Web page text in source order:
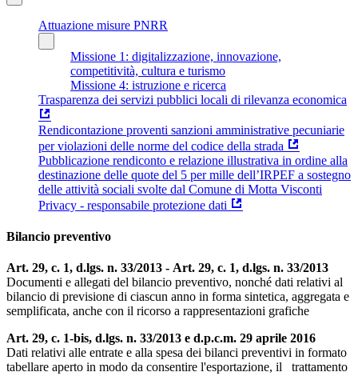
Attuazione misure PNRR
Missione 1: digitalizzazione, innovazione,
competitività, cultura e turismo
Missione 4: istruzione e ricerca
Trasparenza dei servizi pubblici locali di rilevanza economica
Rendicontazione proventi sanzioni amministrative pecuniarie
per violazioni delle norme del codice della strada
Pubblicazione rendiconto e relazione illustrativa in ordine alla
destinazione delle quote del 5 per mille dell’IRPEF a sostegno
delle attività sociali svolte dal Comune di Motta Visconti
Privacy - responsabile protezione dati
Bilancio preventivo
Art. 29, c. 1, d.lgs. n. 33/2013 - Art. 29, c. 1, d.lgs. n. 33/2013
Documenti e allegati del bilancio preventivo, nonché dati relativi al
bilancio di previsione di ciascun anno in forma sintetica, aggregata e
semplificata, anche con il ricorso a rappresentazioni grafiche
Art. 29, c. 1-bis, d.lgs. n. 33/2013 e d.p.c.m. 29 aprile 2016
Dati relativi alle entrate e alla spesa dei bilanci preventivi in formato
tabellare aperto in modo da consentire l'esportazione, il trattamento